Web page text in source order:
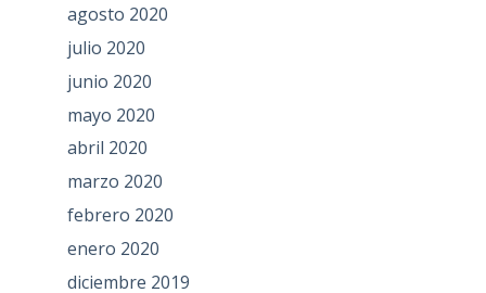
agosto 2020
julio 2020
junio 2020
mayo 2020
abril 2020
marzo 2020
febrero 2020
enero 2020
diciembre 2019